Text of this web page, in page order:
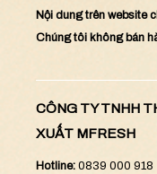
Nội dung trên website
Chúng tôi không bán
CÔNG TY TNHH
XUẤT MFRESH
Hotline: 0839 000 918